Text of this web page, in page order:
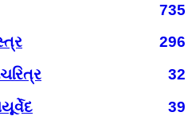
735
296
32
39